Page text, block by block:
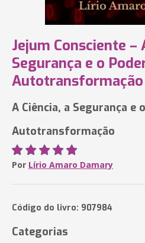
Jejum Consciente –
Segurança e o
Autotransformação
A Ciência, a Segurança e
Autotransformação
Por Lírio Amaro Damary
Código do livro: 907984
Categorias